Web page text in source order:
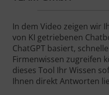
In dem Video zeigen wir
von KI getriebenen
ChatGPT basiert,
Firmenwissen zugreifen
dieses Tool Ihr Wissen
Ihnen direkt Antworten